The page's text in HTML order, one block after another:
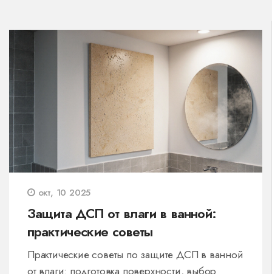
окт, 10 2025
Защита ДСП от влаги в ванной:
практические советы
Практические советы по защите ДСП в ванной
от влаги: подготовка поверхности, выбор